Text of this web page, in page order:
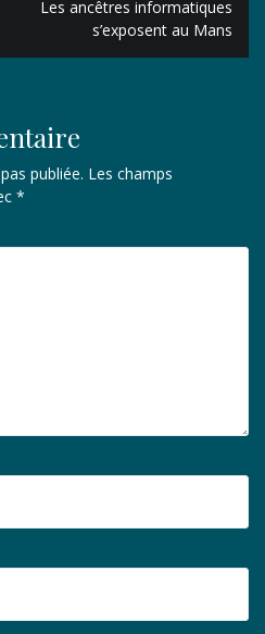
Les ancêtres informatiques
s’exposent au Mans
publiée. Les champs
*